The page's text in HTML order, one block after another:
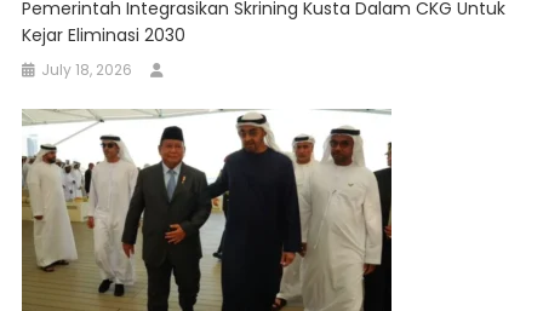
Pemerintah Integrasikan Skrining Kusta Dalam CKG Untuk
Kejar Eliminasi 2030
July 18, 2026